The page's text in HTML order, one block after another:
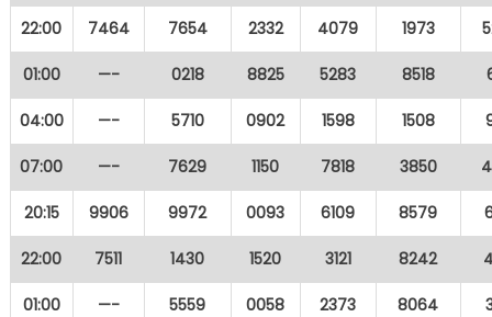
22:00 7464 7654 2332 4079 1973
01:00 —- 0218 8825 5283 8518
04:00 —- 5710 0902 1598 1508
07:00 —- 7629 1150 7818 3850
20:15 9906 9972 0093 6109 8579
22:00 7511 1430 1520 3121 8242
01:00 —- 5559 0058 2373 8064